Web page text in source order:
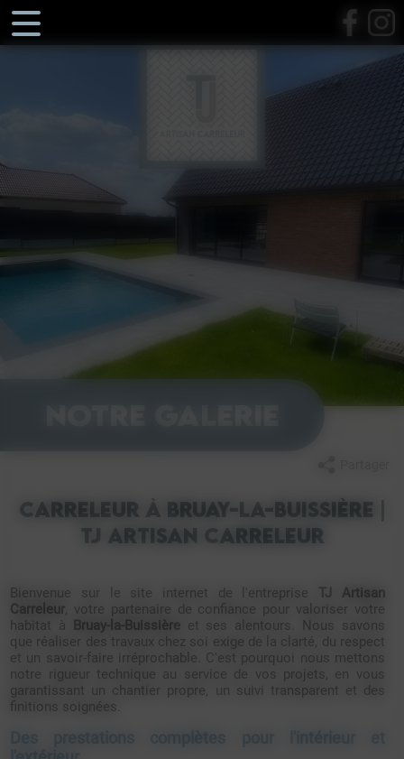
Carreleur à Bruay-la-Buissière |
TJ Artisan Carreleur
Bienvenue sur le site internet de l'entreprise TJ Artisan
Carreleur, votre partenaire de confiance pour valoriser votre
habitat à Bruay-la-Buissièreet ses alentours. Nous savons
que réaliser des travaux chez soi exige de la clarté, du respect
et un savoir-faire irréprochable. C'est pourquoi nous mettons
notre rigueur technique au service de vos projets, en vous
garantissant un chantier propre, un suivi transparent et des
finitions soignées.